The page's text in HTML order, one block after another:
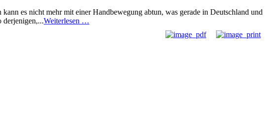
es nicht mehr mit einer Handbewegung abtun, was gerade in Deutschland und
derjenigen,...Weiterlesen …